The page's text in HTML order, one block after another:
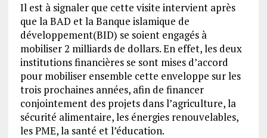
Il est à signaler que cette visite intervient après
que la BAD et la Banque islamique de
développement(BID) se soient engagés à
mobiliser 2 milliards de dollars. En effet, les deux
institutions financières se sont mises d’accord
pour mobiliser ensemble cette enveloppe sur les
trois prochaines années, afin de financer
conjointement des projets dans l’agriculture, la
sécurité alimentaire, les énergies renouvelables,
les PME, la santé et l’éducation.